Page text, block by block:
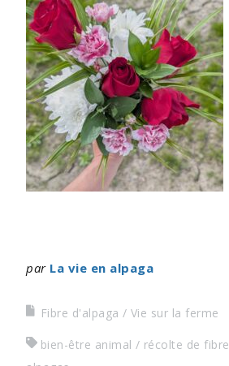
par La vie en alpaga
Fibre d'alpaga Vie sur la ferme
bien-être animal récolte de fibre